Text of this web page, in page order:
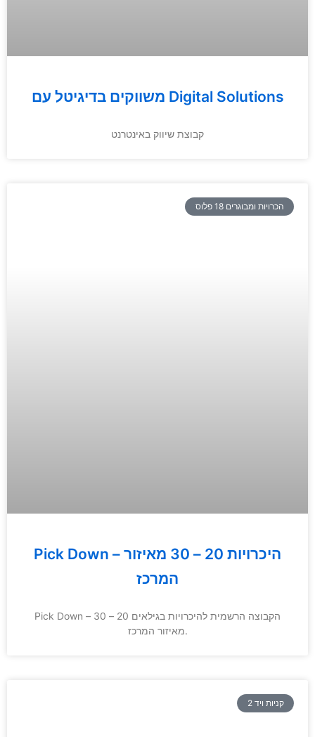
משווקים בדיגיטל עם Digital Solutions
קבוצת שיווק באינטרנט
הכרויות ומבוגרים 18 פלוס
Pick Down – היכרויות 20 – 30 מאיזור
המרכז
Pick Down – הקבוצה הרשמית להיכרויות בגילאים 20 – 30
מאיזור המרכז.
קניות ויד 2